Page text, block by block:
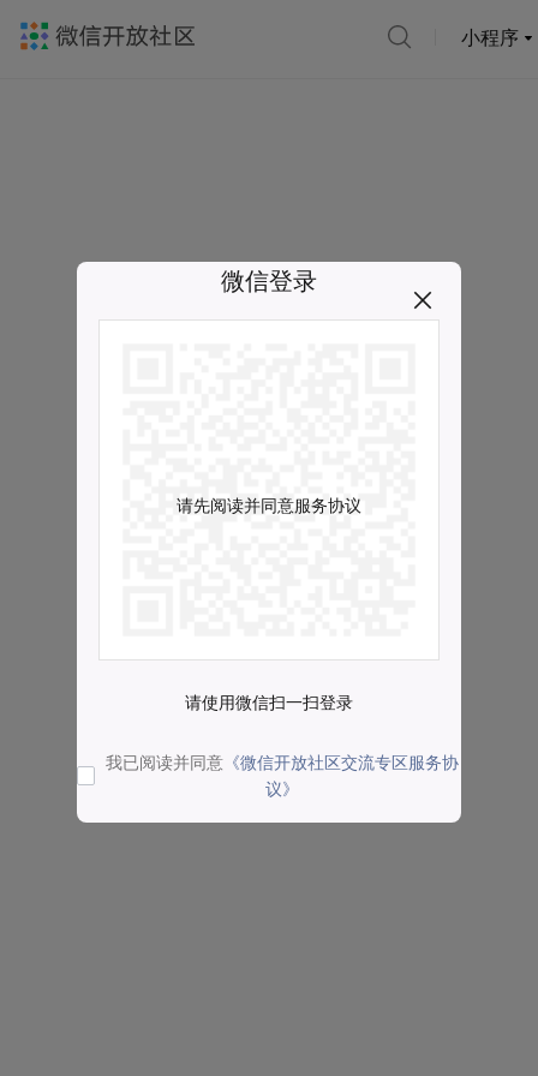
小程序
微信登录
请先阅读并同意服务协议
请使用微信扫一扫登录
我已阅读并同意 《微信开放社区交流专区服务协
议》